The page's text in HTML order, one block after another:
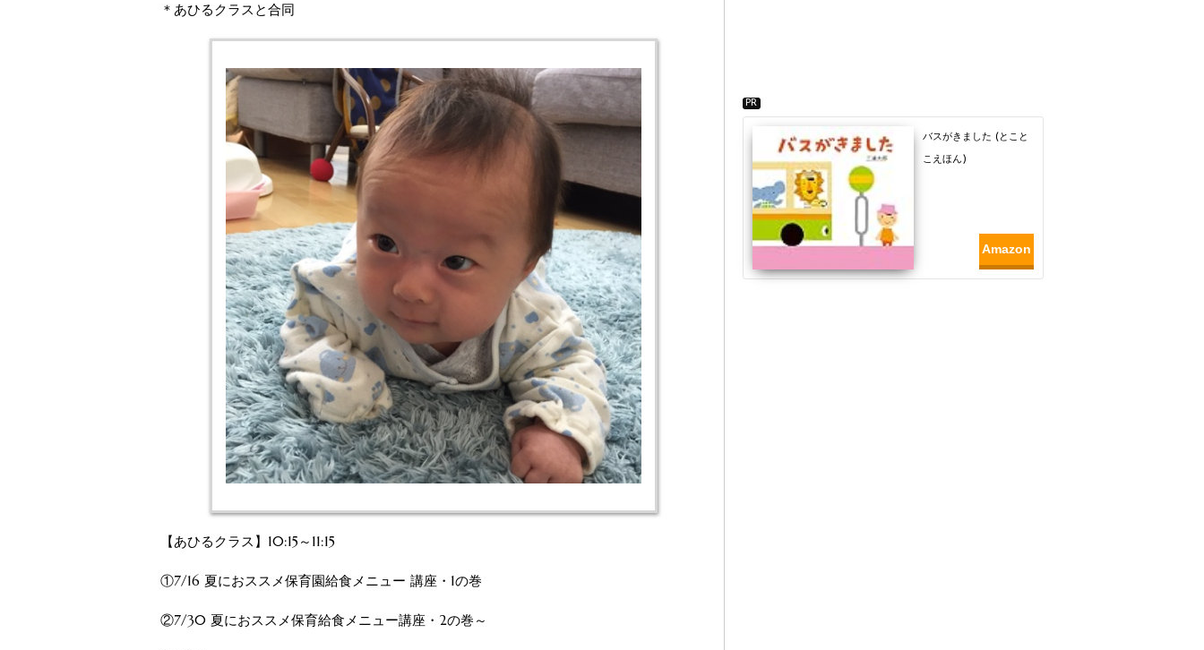
＊あひるクラスと合同
【あひるクラス】10:15～11:15
①7/16 夏におススメ保育園給食メニュー 講座・1の巻
②7/30 夏におススメ保育給食メニュー講座・2の巻～
PR
バスがきました (とこと
こえほん)
Amazon